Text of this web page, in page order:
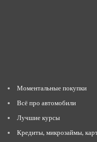
Моментальные покупки
Всё про автомобили
Лучшие курсы
Кредиты, микрозаймы,